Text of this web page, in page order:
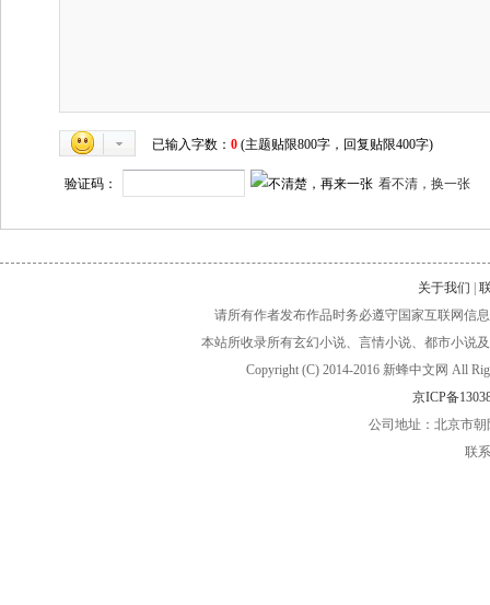
已输入字数： 0 (主题贴限800字，回复贴限400字)
验证码： 看不清，换一张
关于我们
请所有作者发布作品时务必遵守国家互联网信
本站所收录所有玄幻小说、言情小说、都市小说
Copyright (C) 2014-2016 新蜂中文网 All
京ICP备
公司地址：北京市朝
联